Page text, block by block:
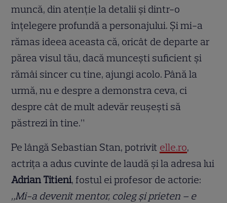
muncă, din atenție la detalii și dintr-o
înțelegere profundă a personajului. Și mi-a
rămas ideea aceasta că, oricât de departe ar
părea visul tău, dacă muncești suficient și
rămâi sincer cu tine, ajungi acolo. Până la
urmă, nu e despre a demonstra ceva, ci
despre cât de mult adevăr reușești să
păstrezi în tine.”
Pe lângă Sebastian Stan, potrivit elle.ro,
actrița a adus cuvinte de laudă și la adresa lui
Adrian Titieni, fostul ei profesor de actorie:
„Mi-a devenit mentor, coleg și prieten – e